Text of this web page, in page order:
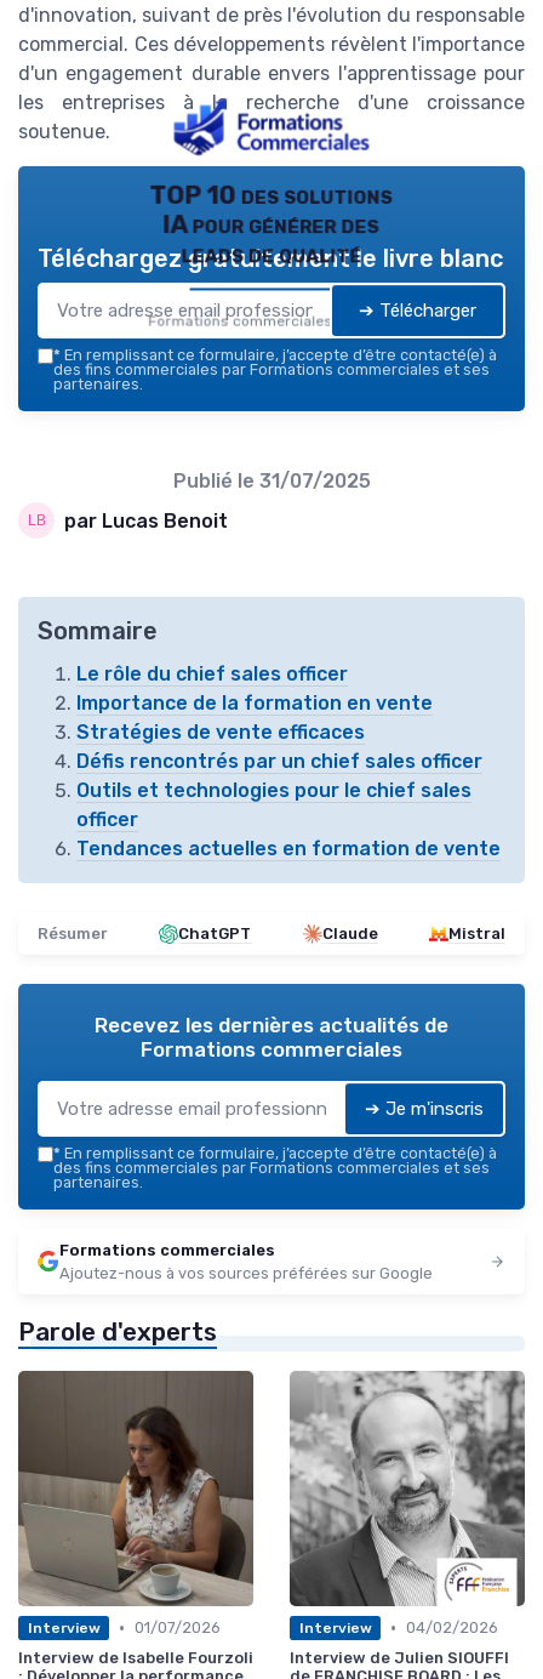
d'innovation, suivant de près l'évolution du responsable
commercial. Ces développements révèlent l'importance
d'un engagement durable envers l'apprentissage pour
les entreprises à la recherche d'une croissance
soutenue.
TOP 10 des solutions
IA pour générer des
leads de qualité
Formations commerciales — 2026
Téléchargez gratuitement le livre blanc
➔ Télécharger
* En remplissant ce formulaire, j’accepte d’être contacté(e) à
des fins commerciales par Formations commerciales et ses
partenaires.
Publié le 31/07/2025
par Lucas Benoit
Sommaire
Le rôle du chief sales officer
Importance de la formation en vente
Stratégies de vente efficaces
Défis rencontrés par un chief sales officer
Outils et technologies pour le chief sales
officer
Tendances actuelles en formation de vente
Résumer ChatGPT Claude Mistral
Recevez les dernières actualités de
Formations commerciales
➔ Je m'inscris
* En remplissant ce formulaire, j’accepte d’être contacté(e) à
des fins commerciales par Formations commerciales et ses
partenaires.
Formations commerciales
Ajoutez-nous à vos sources préférées sur Google
Parole d'experts
Interview • 01/07/2026
Interview de Isabelle Fourzoli
Interview • 04/02/2026
Interview de Julien SIOUFFI